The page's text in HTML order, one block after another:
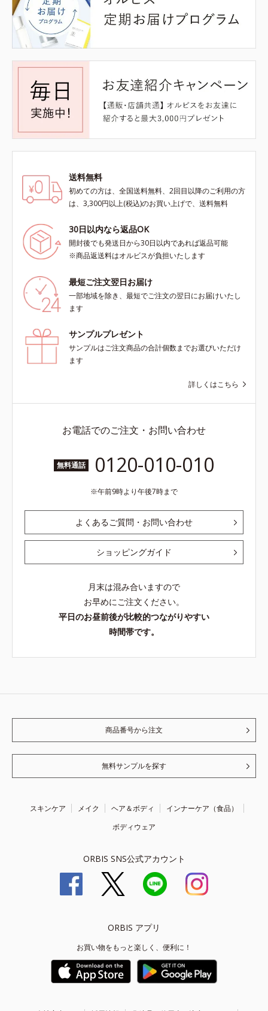
送料無料
初めての方は、全国送料無料、2回目以降のご利用の方
は、3,300円以上(税込)のお買い上げで、送料無料
30日以内なら返品OK
開封後でも発送日から30日以内であれば返品可能
※商品返送料はオルビスが負担いたします
最短ご注文翌日お届け
一部地域を除き、最短でご注文の翌日にお届けいたし
ます
サンプルプレゼント
サンプルはご注文商品の合計個数までお選びいただけ
ます
詳しくはこちら
お電話でのご注文・お問い合わせ
無料通話 0120-010-010
午前9時より午後7時まで
よくあるご質問・お問い合わせ
ショッピングガイド
月末は混み合いますので
お早めにご注文ください。
平日のお昼前後が比較的つながりやすい
時間帯です。
商品番号から注文
無料サンプルを探す
スキンケア メイク ヘア＆ボディ
インナーケア（食品）
ボディウェア
ORBIS SNS公式アカウント
ORBIS アプリ
お買い物をもっと楽しく、便利に！